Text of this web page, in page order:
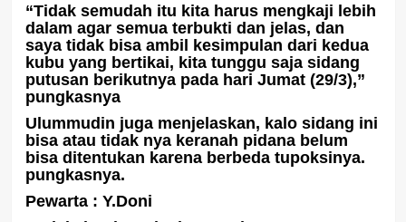
“Tidak semudah itu kita harus mengkaji lebih
dalam agar semua terbukti dan jelas, dan
saya tidak bisa ambil kesimpulan dari kedua
kubu yang bertikai, kita tunggu saja sidang
putusan berikutnya pada hari Jumat (29/3),”
pungkasnya
Ulummudin juga menjelaskan, kalo sidang ini
bisa atau tidak nya keranah pidana belum
bisa ditentukan karena berbeda tupoksinya.
pungkasnya.
Pewarta : Y.Doni